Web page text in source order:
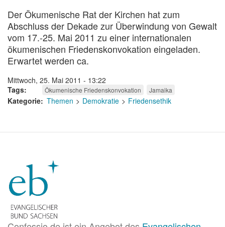
Der Ökumenische Rat der Kirchen hat zum
Abschluss der Dekade zur Überwindung von Gewalt
vom 17.-25. Mai 2011 zu einer internationalen
ökumenischen Friedenskonvokation eingeladen.
Erwartet werden ca.
Mittwoch, 25. Mai 2011 - 13:22
Tags
Ökumenische Friedenskonvokation Jamaika
Kategorie Themen Demokratie Friedensethik